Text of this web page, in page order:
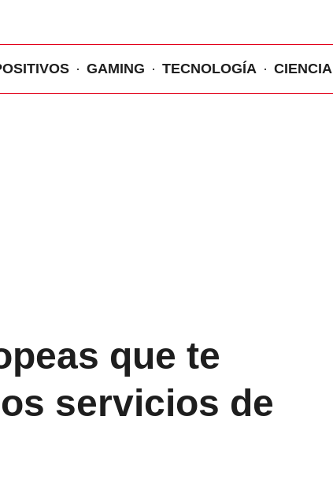
GAMING TECNOLOGÍA CIENCIA
que te
servicios de